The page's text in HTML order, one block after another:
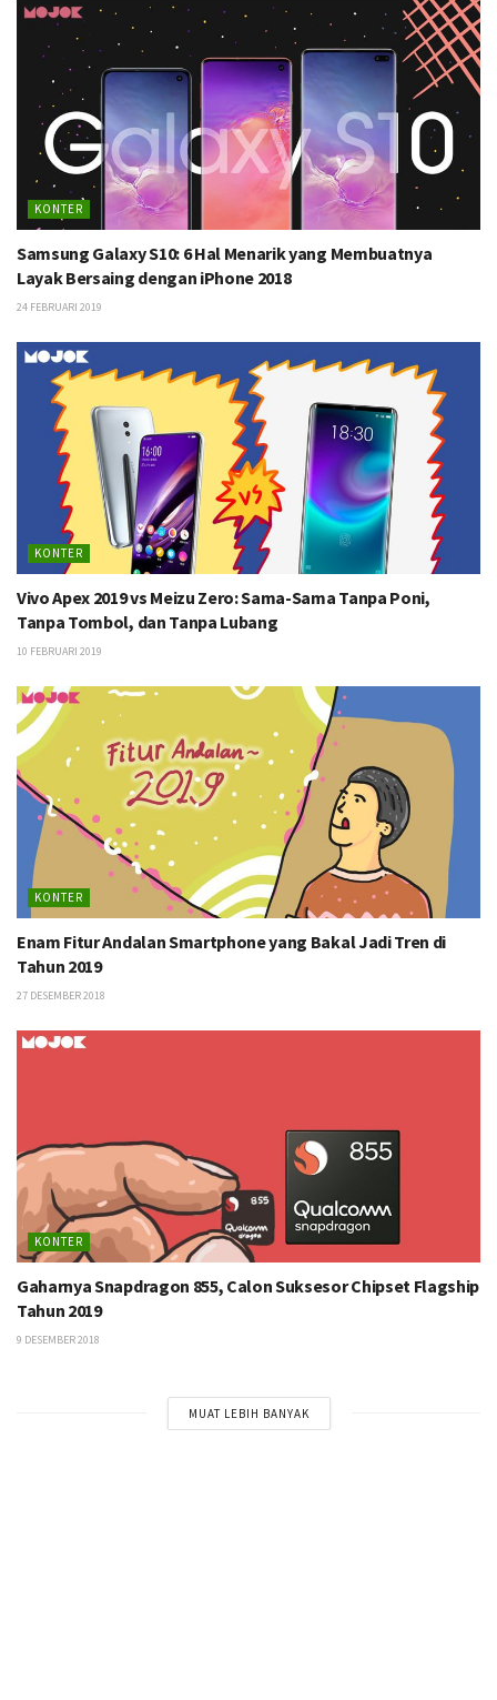
KONTER
Samsung Galaxy S10: 6 Hal Menarik yang Membuatnya
Layak Bersaing dengan iPhone 2018
24 FEBRUARI 2019
KONTER
Vivo Apex 2019 vs Meizu Zero: Sama-Sama Tanpa Poni,
Tanpa Tombol, dan Tanpa Lubang
10 FEBRUARI 2019
KONTER
Enam Fitur Andalan Smartphone yang Bakal Jadi Tren di
Tahun 2019
27 DESEMBER 2018
KONTER
Gaharnya Snapdragon 855, Calon Suksesor Chipset Flagship
Tahun 2019
9 DESEMBER 2018
MUAT LEBIH BANYAK